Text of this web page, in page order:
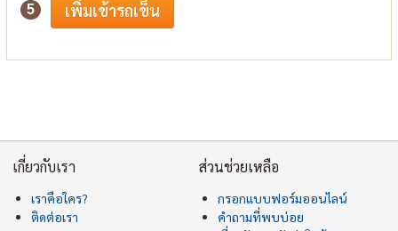
5
เกี่ยวกับเรา
เราคือใคร?
ติดต่อเรา
ส่วนช่วยเหลือ
กรอกแบบฟอร์มออนไลน์
คำถามที่พบบ่อย